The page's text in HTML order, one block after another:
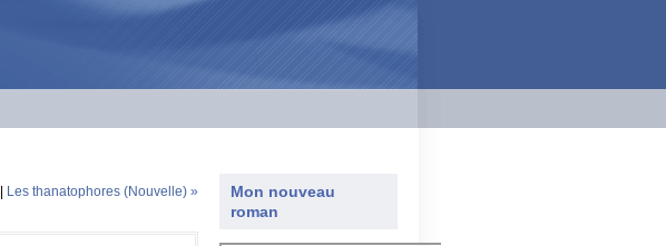
Mon nouveau
roman
Les thanatophores (Nouvelle) »